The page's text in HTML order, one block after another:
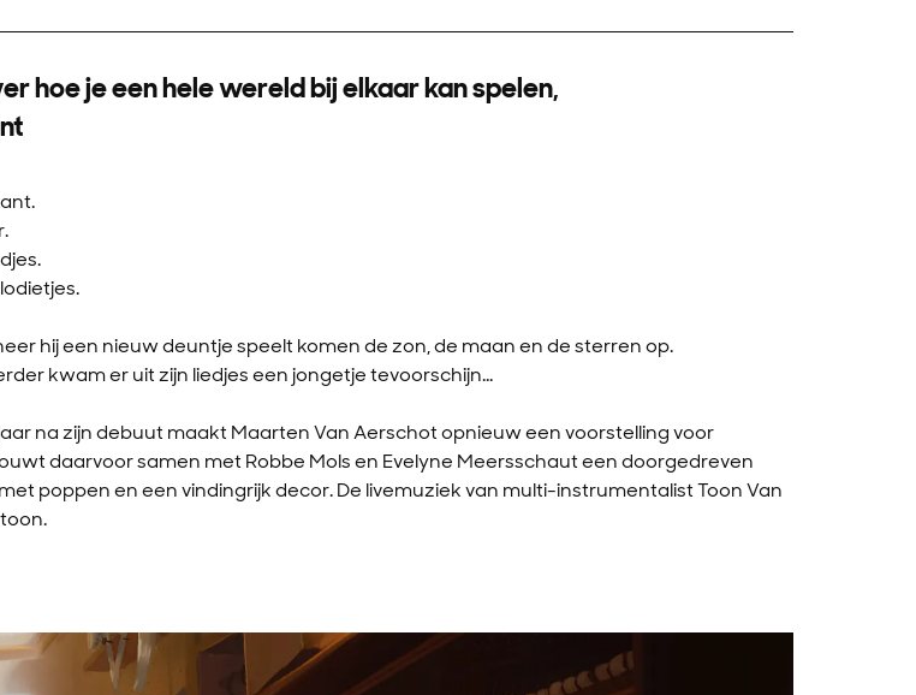
hoe je een hele wereld bij elkaar kan spelen,
hij een nieuw deuntje speelt komen de zon, de maan en de sterren op.
kwam er uit zijn liedjes een jongetje tevoorschijn...
na zijn debuut maakt Maarten Van Aerschot opnieuw een voorstelling voor
daarvoor samen met Robbe Mols en Evelyne Meersschaut een doorgedreven
poppen en een vindingrijk decor. De livemuziek van multi-instrumentalist Toon Van